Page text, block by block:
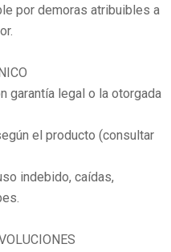
por demoras atribuibles a
garantía legal o la otorgada
el producto (consultar
indebido, caídas,